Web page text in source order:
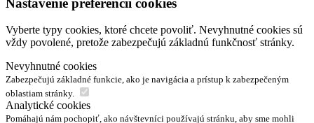
Vyberte typy cookies, ktoré chcete povoliť. Nevyhnutné cookies sú
vždy povolené, pretože zabezpečujú základnú funkčnosť stránky.
Nevyhnutné cookies
Zabezpečujú základné funkcie, ako je navigácia a prístup k zabezpečeným
oblastiam stránky.
Analytické cookies
Pomáhajú nám pochopiť, ako návštevníci používajú stránku, aby sme mohli